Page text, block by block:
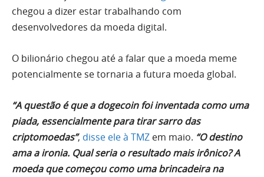
chegou a dizer estar trabalhando com
desenvolvedores da moeda digital.
O bilionário chegou até a falar que a moeda meme
potencialmente se tornaria a futura moeda global.
“A questão é que a dogecoin foi inventada como uma
piada, essencialmente para tirar sarro das
criptomoedas”, disse ele à TMZ em maio. “O destino
ama a ironia. Qual seria o resultado mais irônico? A
moeda que começou como uma brincadeira na